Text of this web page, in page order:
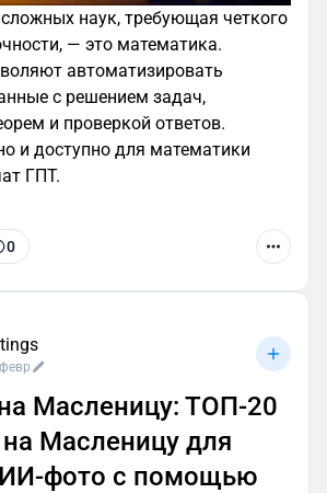
наук, требующая четкого
— это математика.
автоматизировать
с решением задач,
и проверкой ответов.
и доступно для математики
ГПТ.
0
Масленицу: ТОП-20
Масленицу для
ИИ-фото с помощью